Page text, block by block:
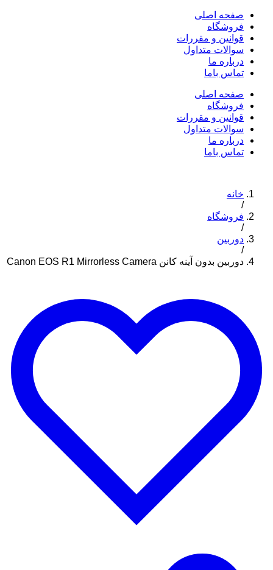
صفحه اصلی
فروشگاه
قوانین و مقررات
سوالات متداول
درباره ما
تماس باما
صفحه اصلی
فروشگاه
قوانین و مقررات
سوالات متداول
درباره ما
تماس باما
خانه
/
فروشگاه
/
دوربین
/
دوربین بدون آینه کانن Canon EOS R1 Mirrorless Camera